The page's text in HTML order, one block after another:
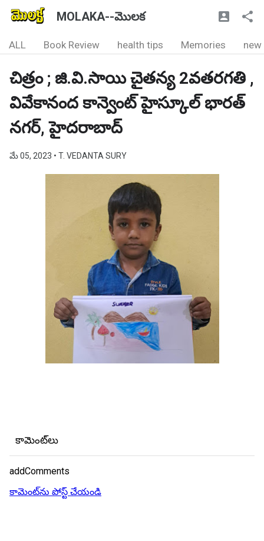
MOLAKA--మొలక
ALL Book Review health tips Memories new
చిత్రం ; జి.వి.సాయి చైతన్య 2వతరగతి ,
వివేకానంద కాన్వెంట్ హైస్కూల్ భారత్
నగర్, హైదరాబాద్
మే 05, 2023 • T. VEDANTA SURY
కామెంట్‌లు
addComments
కామెంట్‌ను పోస్ట్ చేయండి